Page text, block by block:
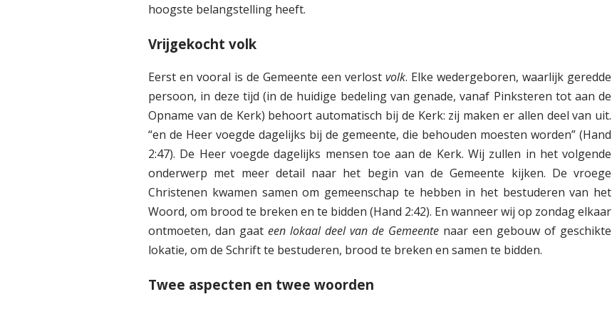
hoogste belangstelling heeft.
Vrijgekocht volk
Eerst en vooral is de Gemeente een verlostvolk. Elke wedergeboren, waarlijk geredde
persoon, in deze tijd (in de huidige bedeling van genade, vanaf Pinksteren tot aan de
Opname van de Kerk) behoort automatisch bij de Kerk: zij maken er allen deel van uit.
“en de Heer voegde dagelijks bij de gemeente, die behouden moesten worden” (Hand
2:47). De Heer voegde dagelijks mensen toe aan de Kerk. Wij zullen in het volgende
onderwerp met meer detail naar het begin van de Gemeente kijken. De vroege
Christenen kwamen samen om gemeenschap te hebben in het bestuderen van het
Woord, om brood te breken en te bidden (Hand 2:42). En wanneer wij op zondag elkaar
ontmoeten, dan gaateen lokaal deel van de Gemeente naar een gebouw of geschikte
lokatie, om de Schrift te bestuderen, brood te breken en samen te bidden.
Twee aspecten en twee woorden